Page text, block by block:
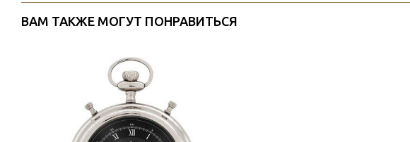
ВАМ ТАКЖЕ МОГУТ ПОНРАВИТЬСЯ